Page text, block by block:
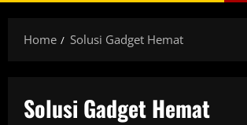
Home Solusi Gadget Hemat
Solusi Gadget Hemat